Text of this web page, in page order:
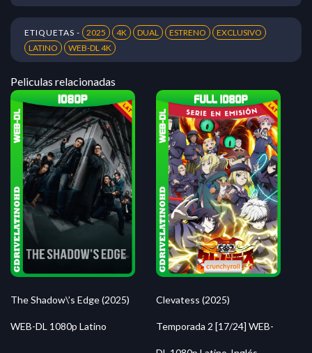
ETIQUETAS - 2025 4K DUAL ESTRENO
EXCLUSIVO
LATINO
WEB-DL 4K
Peliculas relacionadas
The Shadow\’s Edge (2025)
WEB-DL 1080p Latino
Clevatess (2025)
Temporada 2 [17/24] WEB-